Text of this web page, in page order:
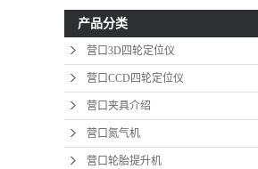
产品分类
营口3D四轮定位仪
营口CCD四轮定位仪
营口夹具介绍
营口氮气机
营口轮胎提升机